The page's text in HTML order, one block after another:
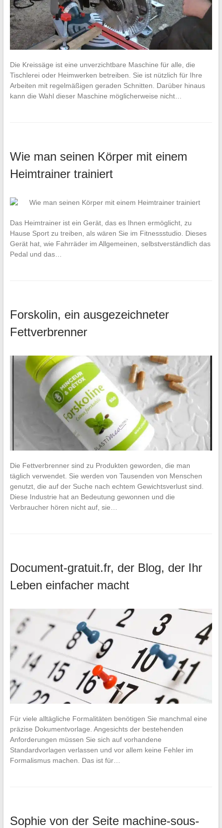
Die Kreissäge ist eine unverzichtbare Maschine für alle, die
Tischlerei oder Heimwerken betreiben. Sie ist nützlich für Ihre
Arbeiten mit regelmäßigen geraden Schnitten. Darüber hinaus
kann die Wahl dieser Maschine möglicherweise nicht…
Wie man seinen Körper mit einem
Heimtrainer trainiert
Das Heimtrainer ist ein Gerät, das es Ihnen ermöglicht, zu
Hause Sport zu treiben, als wären Sie im Fitnessstudio. Dieses
Gerät hat, wie Fahrräder im Allgemeinen, selbstverständlich das
Pedal und das…
Forskolin, ein ausgezeichneter
Fettverbrenner
Die Fettverbrenner sind zu Produkten geworden, die man
täglich verwendet. Sie werden von Tausenden von Menschen
genutzt, die auf der Suche nach echtem Gewichtsverlust sind.
Diese Industrie hat an Bedeutung gewonnen und die
Verbraucher hören nicht auf, sie…
Document-gratuit.fr, der Blog, der Ihr
Leben einfacher macht
Für viele alltägliche Formalitäten benötigen Sie manchmal eine
präzise Dokumentvorlage. Angesichts der bestehenden
Anforderungen müssen Sie sich auf vorhandene
Standardvorlagen verlassen und vor allem keine Fehler im
Formalismus machen. Das ist für…
Sophie von der Seite machine-sous-